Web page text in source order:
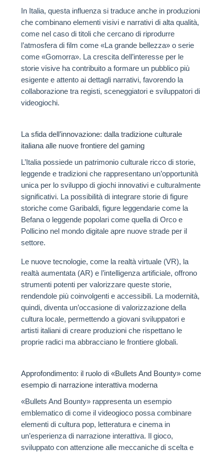
In Italia, questa influenza si traduce anche in produzioni
che combinano elementi visivi e narrativi di alta qualità,
come nel caso di titoli che cercano di riprodurre
l’atmosfera di film come «La grande bellezza» o serie
come «Gomorra». La crescita dell’interesse per le
storie visive ha contribuito a formare un pubblico più
esigente e attento ai dettagli narrativi, favorendo la
collaborazione tra registi, sceneggiatori e sviluppatori di
videogiochi.
La sfida dell’innovazione: dalla tradizione culturale
italiana alle nuove frontiere del gaming
L’Italia possiede un patrimonio culturale ricco di storie,
leggende e tradizioni che rappresentano un’opportunità
unica per lo sviluppo di giochi innovativi e culturalmente
significativi. La possibilità di integrare storie di figure
storiche come Garibaldi, figure leggendarie come la
Befana o leggende popolari come quella di Orco e
Pollicino nel mondo digitale apre nuove strade per il
settore.
Le nuove tecnologie, come la realtà virtuale (VR), la
realtà aumentata (AR) e l’intelligenza artificiale, offrono
strumenti potenti per valorizzare queste storie,
rendendole più coinvolgenti e accessibili. La modernità,
quindi, diventa un’occasione di valorizzazione della
cultura locale, permettendo a giovani sviluppatori e
artisti italiani di creare produzioni che rispettano le
proprie radici ma abbracciano le frontiere globali.
Approfondimento: il ruolo di «Bullets And Bounty» come
esempio di narrazione interattiva moderna
«Bullets And Bounty» rappresenta un esempio
emblematico di come il videogioco possa combinare
elementi di cultura pop, letteratura e cinema in
un’esperienza di narrazione interattiva. Il gioco,
sviluppato con attenzione alle meccaniche di scelta e